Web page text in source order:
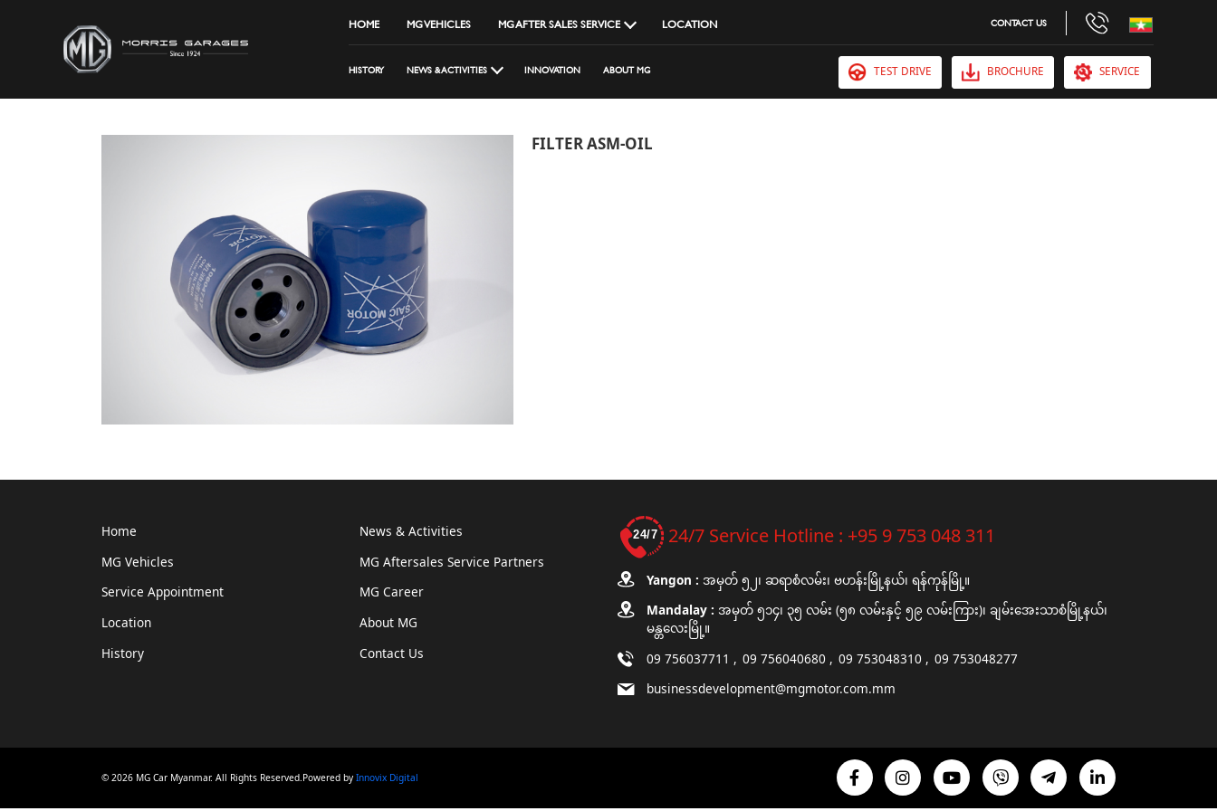
CONTACT US
HOME MG VEHICLES MG AFTER SALES SERVICE LOCATION
HISTORY NEWS & ACTIVITIES INNOVATION ABOUT MG TEST DRIVE BROCHURE SERVICE
FILTER ASM-OIL
Home
MG Vehicles
Service Appointment
Location
History
News & Activities
MG Aftersales Service Partners
MG Career
About MG
Contact Us
24/7 Service Hotline : +95 9 753 048 311
Yangon : အမှတ် ၅၂၊ ဆရာစံလမ်း၊ ဗဟန်းမြို့နယ်၊ ရန်ကုန်မြို့။
Mandalay : အမှတ် ၅၁၄၊ ၃၅ လမ်း (၅၈ လမ်းနှင့် ၅၉ လမ်းကြား)၊ ချမ်းအေးသာစံမြို့နယ်၊
မန္တလေးမြို့။
09 756037711
09 756040680 09 753048310
09 753048277
businessdevelopment@mgmotor.com.mm
© 2026 MG Car Myanmar. All Rights Reserved.Powered byInnovix Digital